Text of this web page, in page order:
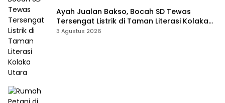
Ayah Jualan Bakso, Bocah SD Tewas
Tersengat Listrik di Taman Literasi Kolaka
Utara
3 Agustus 2026